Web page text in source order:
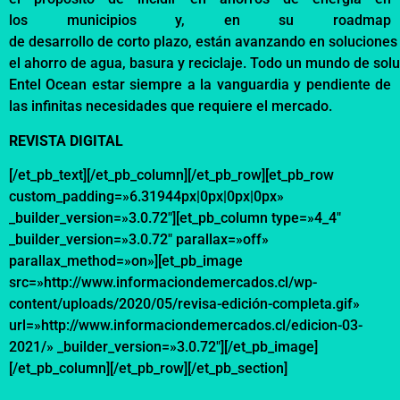
los municipiosy, ensu roadmap
de desarrollo de corto plazo, están avanzando en soluciones
el ahorro de agua, basura y reciclaje. Todo un mundo de
Entel Ocean estar siempre a la vanguardia y pendiente de
las infinitas necesidades que requiere el mercado.
REVISTA DIGITAL
[/et_pb_text][/et_pb_column][/et_pb_row][et_pb_row
custom_padding=»6.31944px|0px|0px|0px»
_builder_version=»3.0.72″][et_pb_column type=»4_4″
_builder_version=»3.0.72″ parallax=»off»
parallax_method=»on»][et_pb_image
src=»http://www.informaciondemercados.cl/wp-
content/uploads/2020/05/revisa-edición-completa.gif»
url=»http://www.informaciondemercados.cl/edicion-03-
2021/» _builder_version=»3.0.72″][/et_pb_image]
[/et_pb_column][/et_pb_row][/et_pb_section]